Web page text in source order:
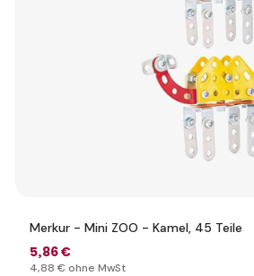
Merkur - Mini ZOO - Kamel, 45 Teile
5,86 €
4,88 € ohne MwSt